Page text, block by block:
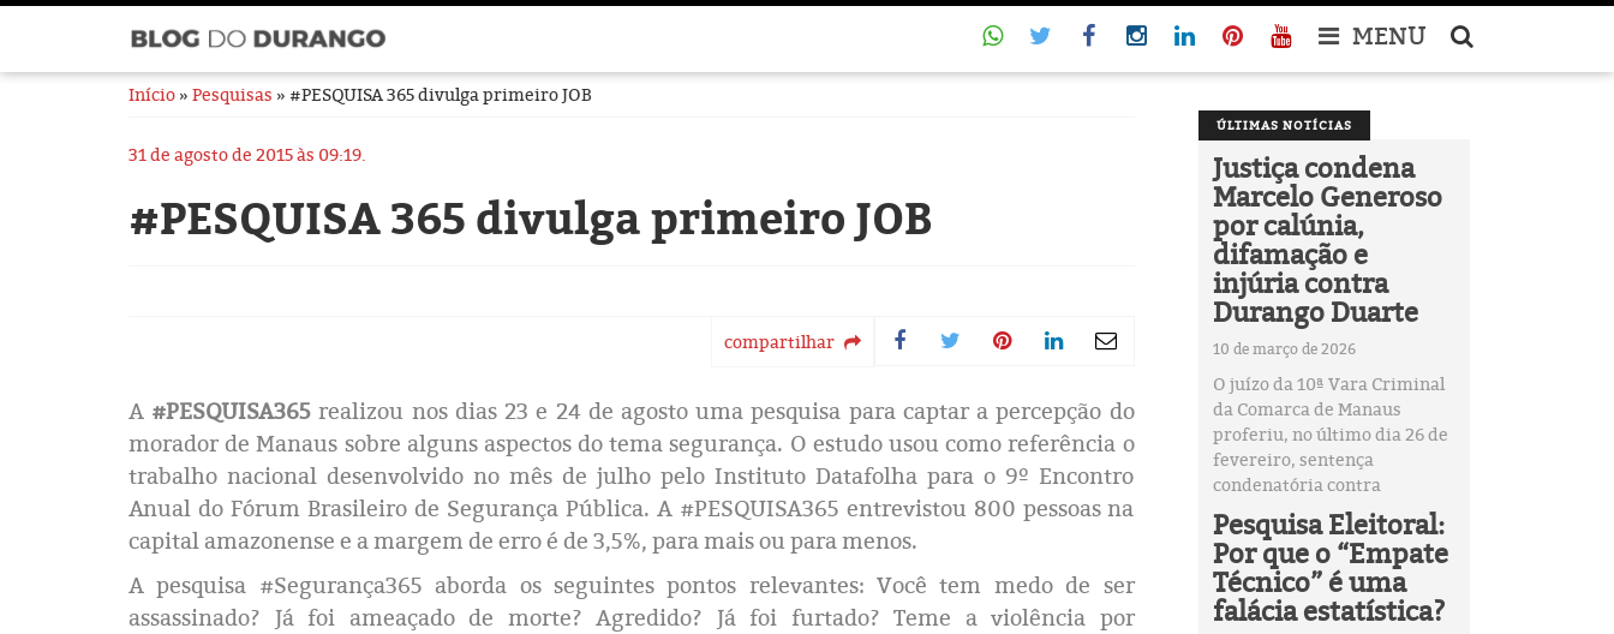
MENU
Início » Pesquisas » #PESQUISA 365 divulga primeiro JOB
31 de agosto de 2015 às 09:19.
#PESQUISA 365 divulga primeiro JOB
compartilhar
A #PESQUISA365 realizou nos dias 23 e 24 de agosto uma pesquisa para captar a percepção do
morador de Manaus sobre alguns aspectos do tema segurança. O estudo usou como referência o
trabalho nacional desenvolvido no mês de julho pelo Instituto Datafolha para o 9º Encontro
Anual do Fórum Brasileiro de Segurança Pública. A #PESQUISA365 entrevistou 800 pessoas na
capital amazonense e a margem de erro é de 3,5%, para mais ou para menos.
A pesquisa #Segurança365 aborda os seguintes pontos relevantes: Você tem medo de ser
assassinado? Já foi ameaçado de morte? Agredido? Já foi furtado? Teme a violência por
ÚLTIMAS NOTÍCIAS
Justiça condena
Marcelo Generoso
por calúnia,
difamação e
injúria contra
Durango Duarte
10 de março de 2026
O juízo da 10ª Vara Criminal
da Comarca de Manaus
proferiu, no último dia 26 de
fevereiro, sentença
condenatória contra
Pesquisa Eleitoral:
Por que o “Empate
Técnico” é uma
falácia estatística?